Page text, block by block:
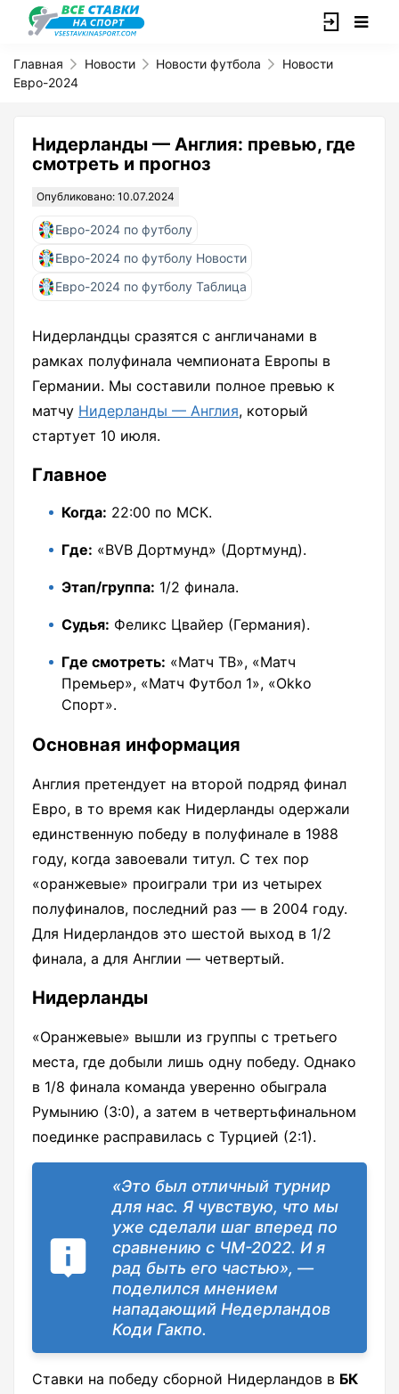
Главная Новости Новости футбола
Новости
Евро-2024
Нидерланды — Англия: превью, где
смотреть и прогноз
Опубликовано: 10.07.2024
Евро-2024 по футболу
Евро-2024 по футболу Новости
Евро-2024 по футболу Таблица
Нидерландцы сразятся с англичанами в
рамках полуфинала чемпионата Европы в
Германии. Мы составили полное превью к
матчу Нидерланды — Англия, который
стартует 10 июля.
Главное
Когда: 22:00 по МСК.
Где: «BVB Дортмунд» (Дортмунд).
Этап/группа: 1/2 финала.
Судья: Феликс Цвайер (Германия).
Где смотреть: «Матч ТВ», «Матч
Премьер», «Матч Футбол 1», «Okko
Спорт».
Основная информация
Англия претендует на второй подряд финал
Евро, в то время как Нидерланды одержали
единственную победу в полуфинале в 1988
году, когда завоевали титул. С тех пор
«оранжевые» проиграли три из четырех
полуфиналов, последний раз — в 2004 году.
Для Нидерландов это шестой выход в 1/2
финала, а для Англии — четвертый.
Нидерланды
«Оранжевые» вышли из группы с третьего
места, где добыли лишь одну победу. Однако
в 1/8 финала команда уверенно обыграла
Румынию (3:0), а затем в четвертьфинальном
поединке расправилась с Турцией (2:1).
«Это был отличный турнир
для нас. Я чувствую, что мы
уже сделали шаг вперед по
сравнению с ЧМ-2022. И я
рад быть его частью», —
поделился мнением
нападающий Недерландов
Коди Гакпо.
Ставки на победу сборной Нидерландов в БК